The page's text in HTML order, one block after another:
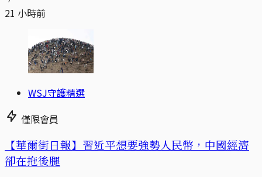
21 小時前
WSJ守護精選
僅限會員
【華爾街日報】習近平想要強勢人民幣，中國經濟
卻在拖後腿